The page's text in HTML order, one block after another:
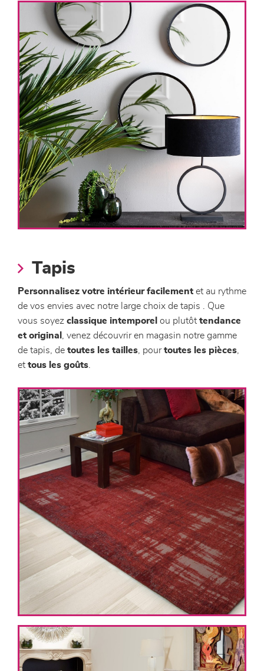
Tapis
Personnalisez votre intérieur facilement et au rythme
de vos envies avec notre large choix de tapis . Que
vous soyez classique intemporel ou plutôt tendance
et original
, venez découvrir en magasin notre gamme
de tapis, de toutes les tailles , pourtoutes les pièces
et tous les goûts